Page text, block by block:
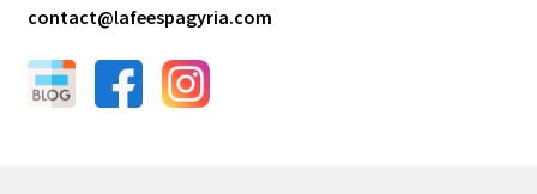
contact@lafeespagyria.com